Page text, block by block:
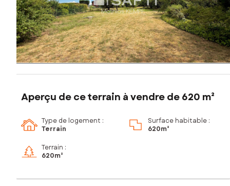
Aperçu de ce terrain à vendre de 620 m²
Type de logement :
Terrain
Surface habitable :
620m²
Terrain :
620m²